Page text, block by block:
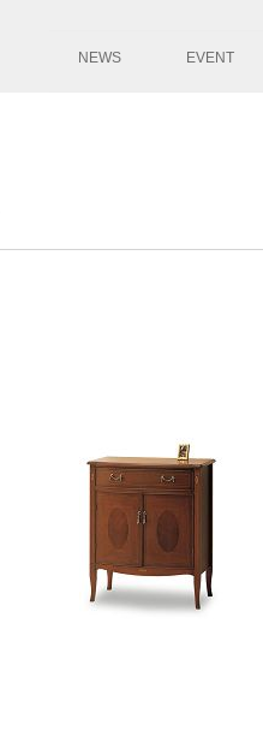
NEWS EVENT